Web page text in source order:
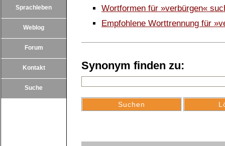
Sprachleben
Weblog
Forum
Kontakt
Suche
Wortformen für »verbürgen«
Empfohlene Worttrennung für
Synonym finden zu: